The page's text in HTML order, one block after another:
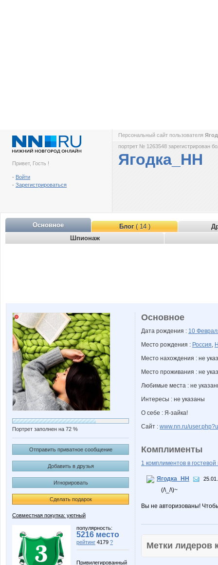
Привет, Гость !
- Войти
- Зарегистрироваться
Персональный сайт пользователя
портрет № 1263548 зарегистрирован
Ягодка_НН
Основное Блог( 14 )
Шпионаж
Портрет заполнен на 72 %
Отправить приватное сообщение
Добавить в друзья
Игнорировать
Сделать подарок
Совместная покупка: уютный
популярность:
5216 место
рейтинг 4179 ?
Привилегированный
Основное
Дата рождения : 10
Место рождения : Россия,
Место нахождения : не
Место проживания : не
Любимые места : не
Интересы : не указаны
О себе : Я-зайка!
Сайт : www.nn.ru/
Комплименты
1 комплиментов в гостевой
Ягодка_НН
(/\_/\)~
Вы не авторизованы!
Метки